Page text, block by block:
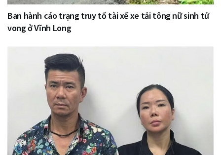
Ban hành cáo trạng truy tố tài xế xe tải tông nữ sinh tử
vong ở Vĩnh Long